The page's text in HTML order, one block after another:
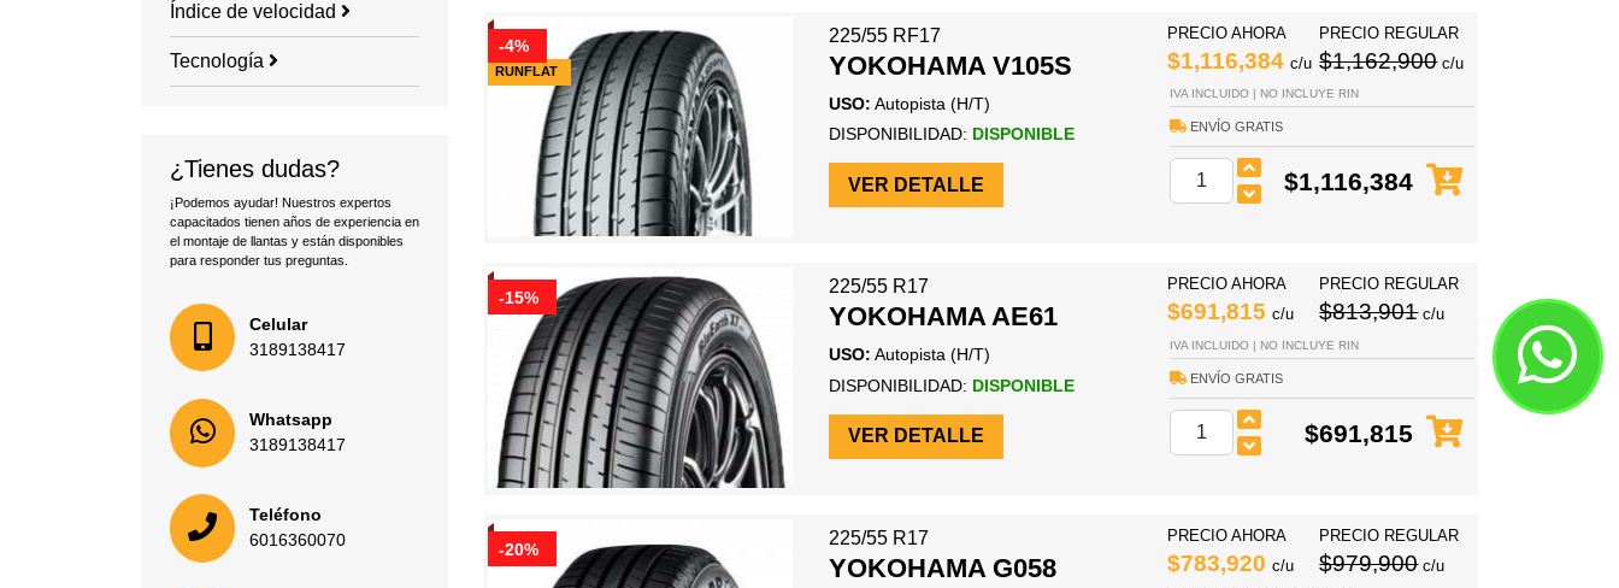
Índice de velocidad
Tecnología
¿Tienes dudas?
¡Podemos ayudar! Nuestros expertos
capacitados tienen años de experiencia en
el montaje de llantas y están disponibles
para responder tus preguntas.
Celular
3189138417
Whatsapp
3189138417
Teléfono
6016360070
RUNFLAT
-4%
225/55 RF17
YOKOHAMA V105S
USO: Autopista (H/T)
DISPONIBILIDAD: DISPONIBLE
VER DETALLE
PRECIO AHORA
$1,116,384 c/u
PRECIO REGULAR
$1,162,900c/u
IVA INCLUIDO | NO INCLUYE RIN
ENVÍO GRATIS
$1,116,384
-15%
225/55 R17
YOKOHAMA AE61
USO: Autopista (H/T)
DISPONIBILIDAD: DISPONIBLE
VER DETALLE
PRECIO AHORA
$691,815 c/u
PRECIO REGULAR
$813,901c/u
IVA INCLUIDO | NO INCLUYE RIN
ENVÍO GRATIS
$691,815
-20%
225/55 R17
YOKOHAMA G058
PRECIO AHORA
$783,920 c/u
PRECIO REGULAR
$979,900c/u